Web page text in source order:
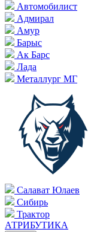
Автомобилист
Адмирал
Амур
Барыс
Ак Барс
Лада
Металлург МГ
Салават Юлаев
Сибирь
Трактор
АТРИБУТИКА